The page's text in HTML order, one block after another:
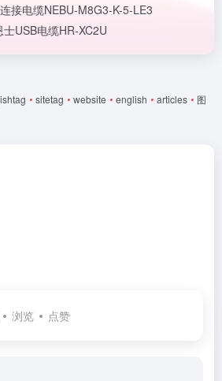
接电缆NEBU-M8G3-K-5-LE3
USB电缆HR-XC2U
• sitetag • website • english • articles • 图
浏览 点赞